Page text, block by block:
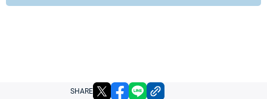
SHARE X facebook